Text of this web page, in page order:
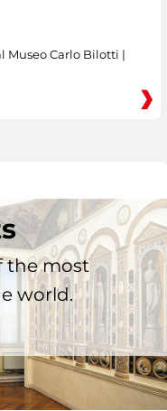
Museo Carlo Bilotti |
the most
world.